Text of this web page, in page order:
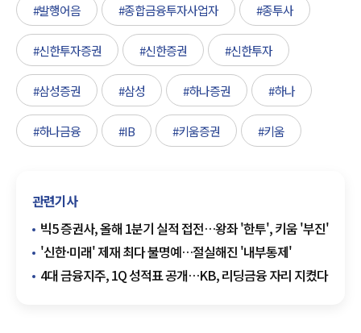
#발행어음 #종합금융투자사업자 #종투사
#신한투자증권 #신한증권 #신한투자
#삼성증권 #삼성 #하나증권 #하나
#하나금융 #IB #키움증권 #키움
관련기사
빅5 증권사, 올해 1분기 실적 접전…왕좌 '한투', 키움 '부진'
'신한·미래' 제재 최다 불명예…절실해진 '내부통제'
4대 금융지주, 1Q 성적표 공개…KB, 리딩금융 자리 지켰다